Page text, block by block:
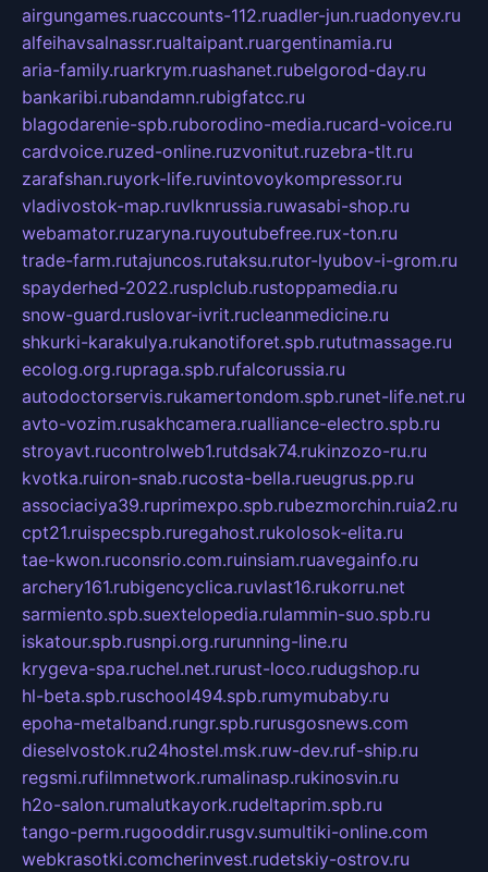
airgungames.ruaccounts-112.ruadler-jun.ruadonyev.ru
alfeihavsalnassr.rualtaipant.ruargentinamia.ru
aria-family.ruarkrym.ruashanet.rubelgorod-day.ru
bankaribi.rubandamn.rubigfatcc.ru
blagodarenie-spb.ruborodino-media.rucard-voice.ru
cardvoice.ruzed-online.ruzvonitut.ruzebra-tlt.ru
zarafshan.ruyork-life.ruvintovoykompressor.ru
vladivostok-map.ruvlknrussia.ruwasabi-shop.ru
webamator.ruzaryna.ruyoutubefree.rux-ton.ru
trade-farm.rutajuncos.rutaksu.rutor-lyubov-i-grom.ru
spayderhed-2022.rusplclub.rustoppamedia.ru
snow-guard.ruslovar-ivrit.rucleanmedicine.ru
shkurki-karakulya.rukanotiforet.spb.rututmassage.ru
ecolog.org.rupraga.spb.rufalcorussia.ru
autodoctorservis.rukamertondom.spb.runet-life.net.ru
avto-vozim.rusakhcamera.rualliance-electro.spb.ru
stroyavt.rucontrolweb1.rutdsak74.rukinzozo-ru.ru
kvotka.ruiron-snab.rucosta-bella.rueugrus.pp.ru
associaciya39.ruprimexpo.spb.rubezmorchin.ruia2.ru
cpt21.ruispecspb.ruregahost.rukolosok-elita.ru
tae-kwon.ruconsrio.com.ruinsiam.ruavegainfo.ru
archery161.rubigencyclica.ruvlast16.rukorru.net
sarmiento.spb.suextelopedia.rulammin-suo.spb.ru
iskatour.spb.rusnpi.org.rurunning-line.ru
krygeva-spa.ruchel.net.rurust-loco.rudugshop.ru
hl-beta.spb.ruschool494.spb.rumymubaby.ru
epoha-metalband.rungr.spb.rurusgosnews.com
dieselvostok.ru24hostel.msk.ruw-dev.ruf-ship.ru
regsmi.rufilmnetwork.rumalinasp.rukinosvin.ru
h2o-salon.rumalutkayork.rudeltaprim.spb.ru
tango-perm.rugooddir.rusgv.sumultiki-online.com
webkrasotki.comcherinvest.rudetskiy-ostrov.ru